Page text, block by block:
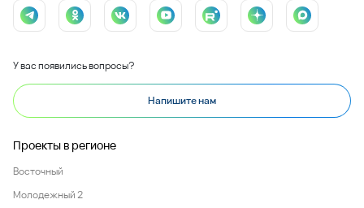
У вас появились вопросы?
Напишите нам
Проекты в регионе
Восточный
Молодежный 2